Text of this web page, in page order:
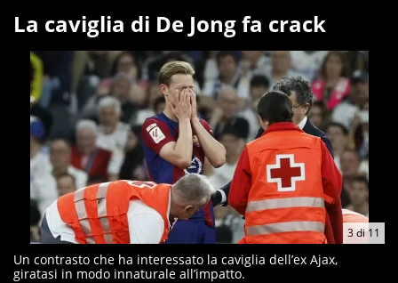
La caviglia di De Jong fa crack
3di11
Un contrasto che ha interessato la caviglia dell’ex Ajax,
giratasi in modo innaturale all’impatto.